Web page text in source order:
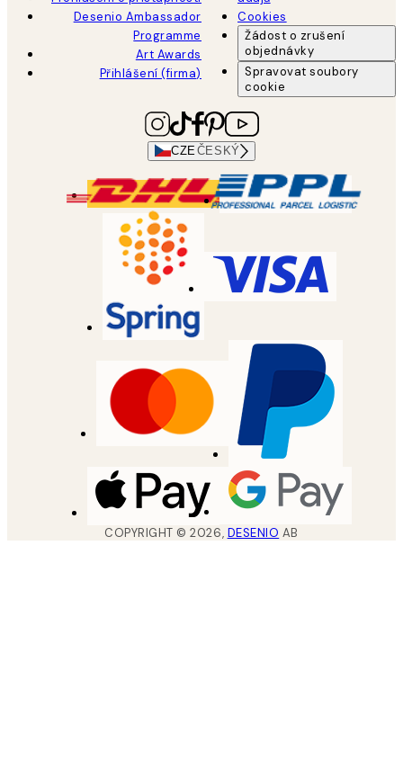
Desenio Ambassador
Programme
Art Awards
Přihlášení (firma)
Cookies
Žádost o zrušení
objednávky
Spravovat soubory
cookie
CZEČESKÝ
COPYRIGHT ©2026, DESENIO AB